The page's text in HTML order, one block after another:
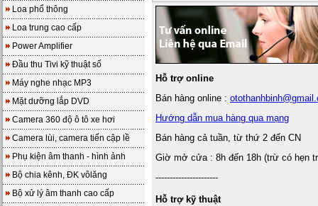
Loa phổ thông
Loa trung cao cấp
Power Amplifier
Đầu thu Tivi kỹ thuật số
Máy nghe nhạc MP3
Mặt dưỡng lắp DVD
Camera 360 độ ô tô xe hơi
Camera lùi, camera tiến cập lề
Phụ kiện âm thanh - hình ảnh
Bộ chia kênh, ĐK vôlăng
Bộ xử lý âm thanh cao cấp
Hỗ trợ online
Bán hàng online :
Hướng dẫn mua hàng qua mạng
Bán hàng cả tuần, từ thứ 2 đến CN
Giờ mở cửa : 8h đến 18h (trừ có hẹn
----------------------
Hỗ trợ kỹ thuật